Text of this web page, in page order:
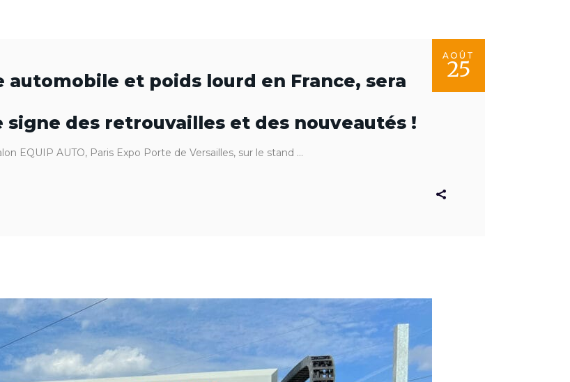
AOÛT
25
automobile et poids lourd en France, sera
signe des retrouvailles et des nouveautés !
EQUIP AUTO, Paris Expo Porte de Versailles, sur le stand